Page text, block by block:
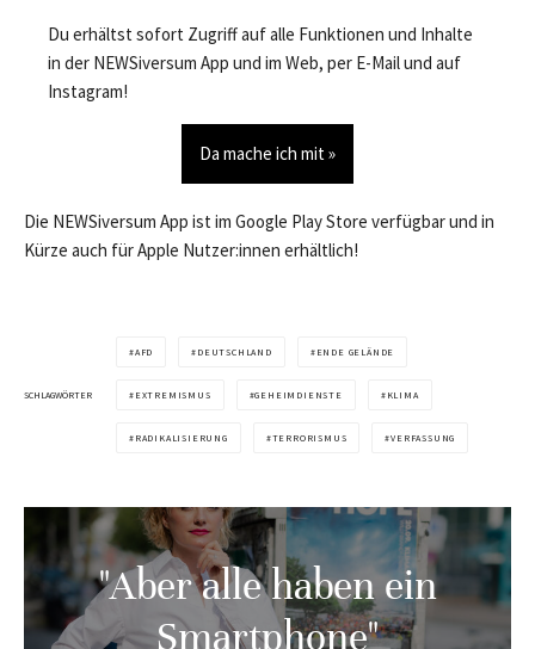
Du erhältst sofort Zugriff auf alle Funktionen und Inhalte
in der NEWSiversum App und im Web, per E-Mail und auf
Instagram!
Da mache ich mit »
Die NEWSiversum App ist im Google Play Store verfügbar und in
Kürze auch für Apple Nutzer:innen erhältlich!
SCHLAGWÖRTER
AFD DEUTSCHLAND ENDE GELÄNDE
EXTREMISMUS GEHEIMDIENSTE KLIMA
RADIKALISIERUNG TERRORISMUS VERFASSUNG
"Aber alle haben ein
Smartphone"